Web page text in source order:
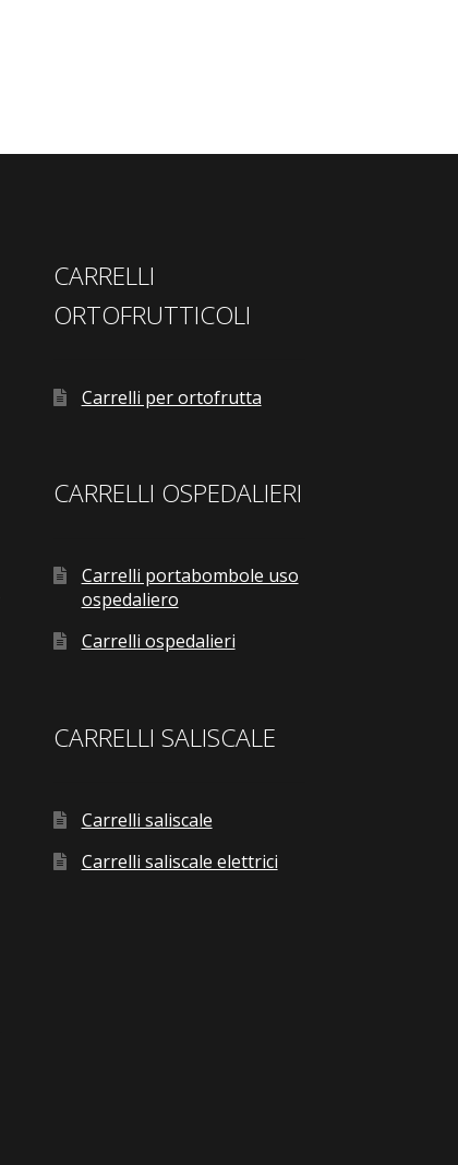
CARRELLI
ORTOFRUTTICOLI
Carrelli per ortofrutta
CARRELLI OSPEDALIERI
Carrelli portabombole uso
ospedaliero
Carrelli ospedalieri
CARRELLI SALISCALE
Carrelli saliscale
Carrelli saliscale elettrici